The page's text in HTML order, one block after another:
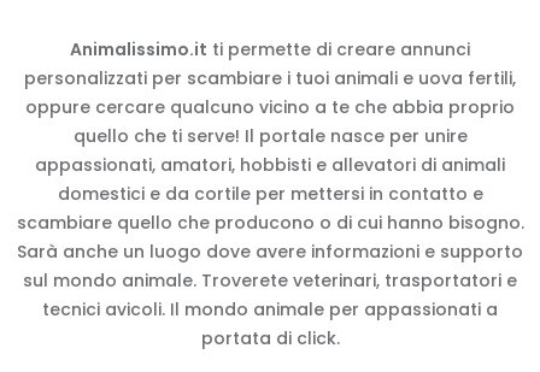
Animalissimo.it ti permette di creare annunci
personalizzati per scambiare i tuoi animali e uova fertili,
oppure cercare qualcuno vicino a te che abbia proprio
quello che ti serve! Il portale nasce per unire
appassionati, amatori, hobbisti e allevatori di animali
domestici e da cortile per mettersi in contatto e
scambiare quello che producono o di cui hanno bisogno.
Sarà anche un luogo dove avere informazioni e supporto
sul mondo animale. Troverete veterinari, trasportatori e
tecnici avicoli. Il mondo animale per appassionati a
portata di click.